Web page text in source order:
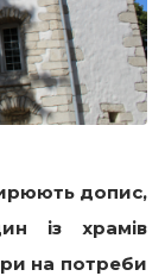
допис,
із храмів
на потреби